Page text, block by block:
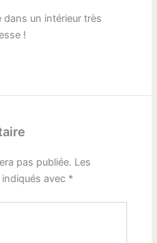
dans un intérieur très
!
pas publiée. Les
avec *